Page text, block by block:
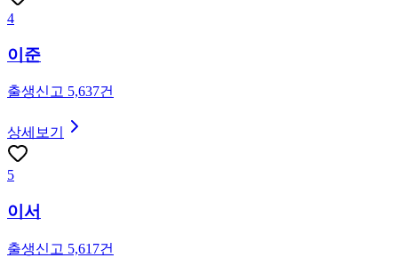
4
이준
출생신고 5,637건
상세보기
5
이서
출생신고 5,617건